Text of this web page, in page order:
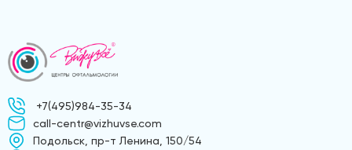
+7(495)984-35-34
call-centr@vizhuvse.com
Подольск, пр-т Ленина, 150/54